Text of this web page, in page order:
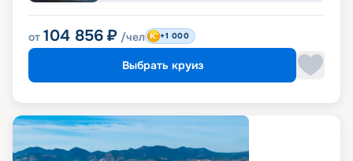
от 104 856 ₽ /чел +1 000
Выбрать круиз